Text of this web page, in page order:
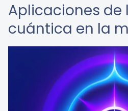
Aplicaciones de
cuántica en la